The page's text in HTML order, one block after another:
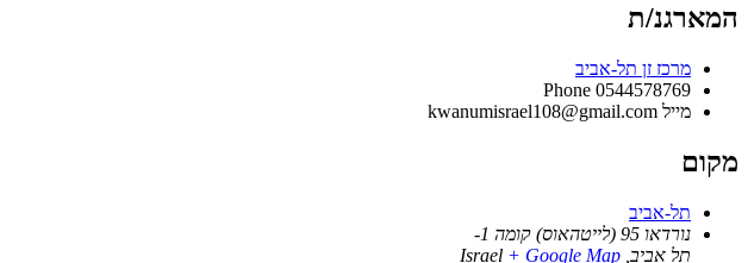
המארגנ/ת
מרכז זן תל-אביב
Phone 0544578769
מייל kwanumisrael108@gmail.com
מקום
תל-אביב
נורדאו 95 (לייטהאוס) קומה 1-
תל אביב
Israel + Google Map